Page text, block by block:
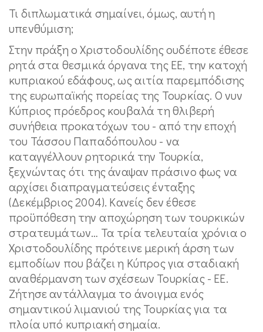
Τι διπλωματικά σημαίνει, όμως, αυτή η
υπενθύμιση;
Στην πράξη ο Χριστοδουλίδης ουδέποτε έθεσε
ρητά στα θεσμικά όργανα της ΕΕ, την κατοχή
κυπριακού εδάφους, ως αιτία παρεμπόδισης
της ευρωπαϊκής πορείας της Τουρκίας. Ο νυν
Κύπριος πρόεδρος κουβαλά τη θλιβερή
συνήθεια προκατόχων του - από την εποχή
του Τάσσου Παπαδόπουλου - να
καταγγέλλουν ρητορικά την Τουρκία,
ξεχνώντας ότι της άναψαν πράσινο φως να
αρχίσει διαπραγματεύσεις ένταξης
(Δεκέμβριος 2004). Κανείς δεν έθεσε
προϋπόθεση την αποχώρηση των τουρκικών
στρατευμάτων… Τα τρία τελευταία χρόνια ο
Χριστοδουλίδης πρότεινε μερική άρση των
εμποδίων που βάζει η Κύπρος για σταδιακή
αναθέρμανση των σχέσεων Τουρκίας - ΕΕ.
Ζήτησε αντάλλαγμα το άνοιγμα ενός
σημαντικού λιμανιού της Τουρκίας για τα
πλοία υπό κυπριακή σημαία.